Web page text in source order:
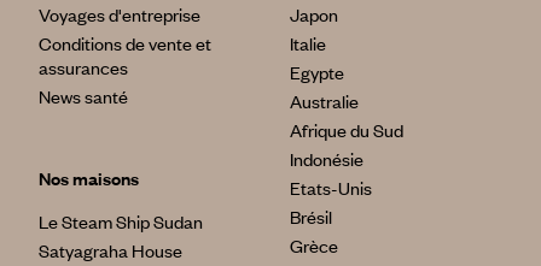
Voyages d'entreprise
Conditions de vente et
assurances
News santé
Nos maisons
Le Steam Ship Sudan
Satyagraha House
Japon
Italie
Egypte
Australie
Afrique du Sud
Indonésie
Etats-Unis
Brésil
Grèce